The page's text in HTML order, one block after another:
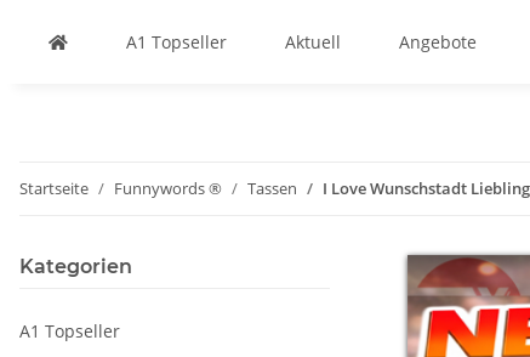
A1 Topseller Aktuell Angebote
Startseite Funnywords ® Tassen I Love Wunschstadt
Kategorien
A1 Topseller